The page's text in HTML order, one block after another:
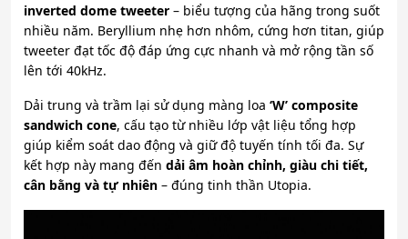
inverted dome tweeter – biểu tượng của hãng trong suốt
nhiều năm. Beryllium nhẹ hơn nhôm, cứng hơn titan, giúp
tweeter đạt tốc độ đáp ứng cực nhanh và mở rộng tần số
lên tới 40kHz.
Dải trung và trầm lại sử dụng màng loa ‘W’ composite
sandwich cone, cấu tạo từ nhiều lớp vật liệu tổng hợp
giúp kiểm soát dao động và giữ độ tuyến tính tối đa. Sự
kết hợp này mang đến dải âm hoàn chỉnh, giàu chi tiết,
cân bằng và tự nhiên – đúng tinh thần Utopia.